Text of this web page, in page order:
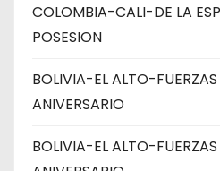
COLOMBIA-CALI-DE LA
POSESION
BOLIVIA-EL ALTO-
ANIVERSARIO
BOLIVIA-EL ALTO-